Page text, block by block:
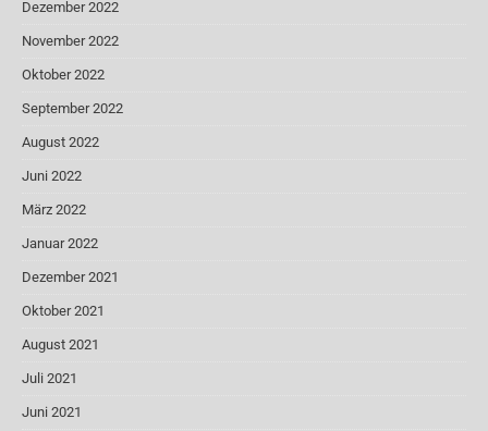
Dezember 2022
November 2022
Oktober 2022
September 2022
August 2022
Juni 2022
März 2022
Januar 2022
Dezember 2021
Oktober 2021
August 2021
Juli 2021
Juni 2021